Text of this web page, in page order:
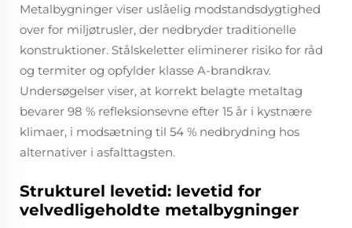
Metalbygninger viser uslåelig modstandsdygtighed
over for miljøtrusler, der nedbryder traditionelle
konstruktioner. Stålskeletter eliminerer risiko for råd
og termiter og opfylder klasse A-brandkrav.
Undersøgelser viser, at korrekt belagte metaltag
bevarer 98 % refleksionsevne efter 15 år i kystnære
klimaer, i modsætning til 54 % nedbrydning hos
alternativer i asfalttagsten.
Strukturel levetid: levetid for
velvedligeholdte metalbygninger